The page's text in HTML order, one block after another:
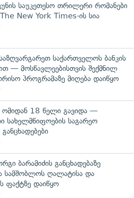
საუკეთესო თრილერი რომანები
New York Times-ის სია
საქართველოს ბანკის
— მოსწავლეებისთვის შექმნილ
პროგრამაზე მიღება დაიწყო
ომიდან 18 წელი გავიდა —
სახელმწიფოების საგარეო
განცხადებები
ბარამიძის განცხადებაზე
სამშობლოს ღალატისა და
ფაქტზე დაიწყო